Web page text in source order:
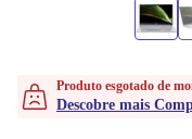
Produto esgotado de
Descobre mais